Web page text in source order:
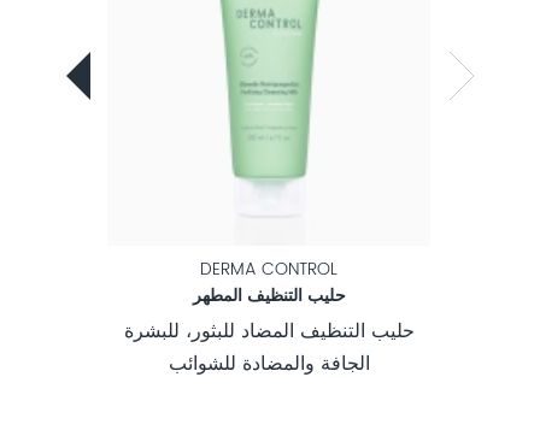
DERMA CONTROL
حليب التنظيف المطهر
حليب التنظيف المضاد للبثور، للبشرة
الجافة والمضادة للشوائب